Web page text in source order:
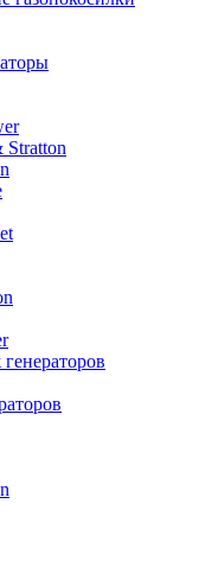
Stratton